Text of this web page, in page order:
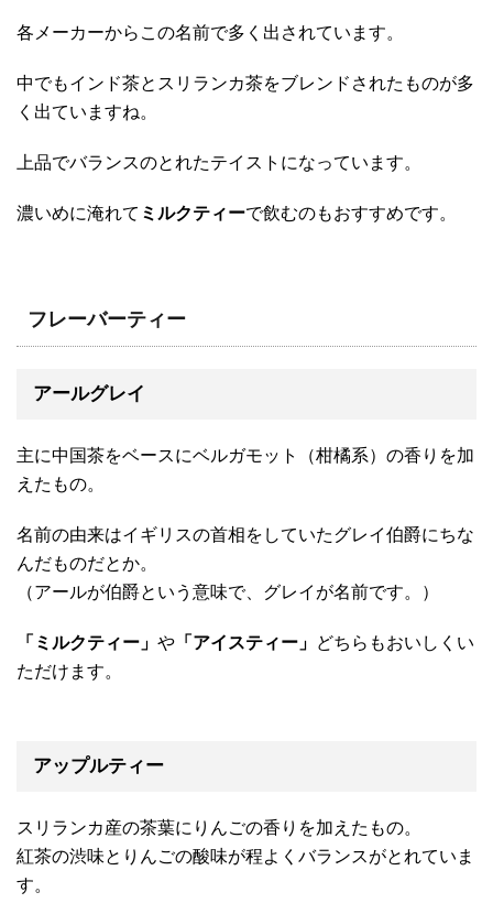
各メーカーからこの名前で多く出されています。
中でもインド茶とスリランカ茶をブレンドされたものが多
く出ていますね。
上品でバランスのとれたテイストになっています。
濃いめに淹れて ミルクティーで飲むのもおすすめです。
フレーバーティー
アールグレイ
主に中国茶をベースにベルガモット（柑橘系）の香りを加
えたもの。
名前の由来はイギリスの首相をしていたグレイ伯爵にちな
んだものだとか。
（アールが伯爵という意味で、グレイが名前です。）
「ミルクティー」 や 「アイスティー」 どちらもおいしくい
ただけます。
アップルティー
スリランカ産の茶葉にりんごの香りを加えたもの。
紅茶の渋味とりんごの酸味が程よくバランスがとれていま
す。